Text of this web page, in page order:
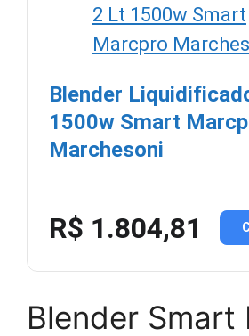
Blender
1500w Smart
Marchesoni
R$ 1.804,81
Blender Smart